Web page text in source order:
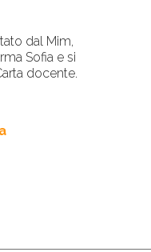
dal Mim,
Sofia e si
docente.